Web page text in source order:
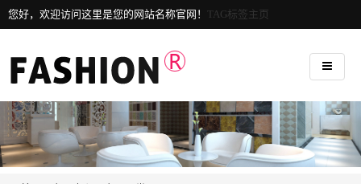
您好，欢迎访问这里是您的网站名称官网！ TAG标签主页